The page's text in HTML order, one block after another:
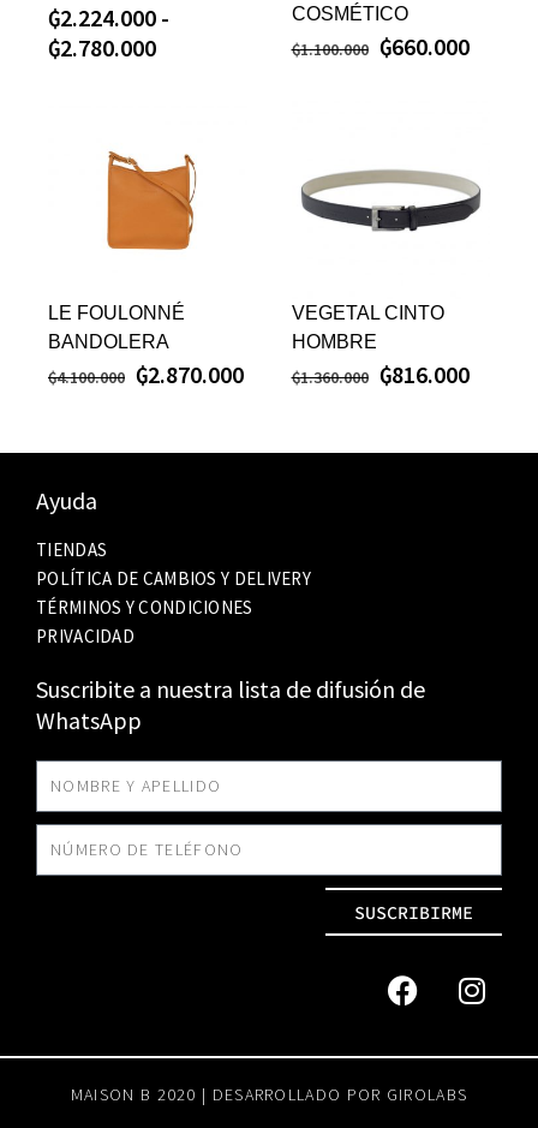
₲2.224.000 -
₲2.780.000
COSMÉTICO
₲1.100.000 ₲660.000
LE FOULONNÉ
BANDOLERA
₲4.100.000 ₲2.870.000
VEGETAL CINTO
HOMBRE
₲1.360.000 ₲816.000
Ayuda
TIENDAS
POLÍTICA DE CAMBIOS Y DELIVERY
TÉRMINOS Y CONDICIONES
PRIVACIDAD
Suscribite a nuestra lista de difusión de
WhatsApp
SUSCRIBIRME
MAISON B 2020 | DESARROLLADO POR GIROLABS